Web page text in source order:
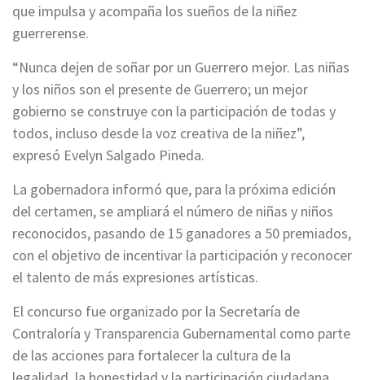
que impulsa y acompaña los sueños de la niñez
guerrerense.
“Nunca dejen de soñar por un Guerrero mejor. Las niñas
y los niños son el presente de Guerrero; un mejor
gobierno se construye con la participación de todas y
todos, incluso desde la voz creativa de la niñez”,
expresó Evelyn Salgado Pineda.
La gobernadora informó que, para la próxima edición
del certamen, se ampliará el número de niñas y niños
reconocidos, pasando de 15 ganadores a 50 premiados,
con el objetivo de incentivar la participación y reconocer
el talento de más expresiones artísticas.
El concurso fue organizado por la Secretaría de
Contraloría y Transparencia Gubernamental como parte
de las acciones para fortalecer la cultura de la